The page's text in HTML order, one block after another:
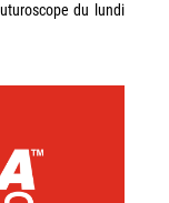
du lundi